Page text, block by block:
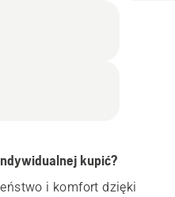
kupić?
i komfort dzięki